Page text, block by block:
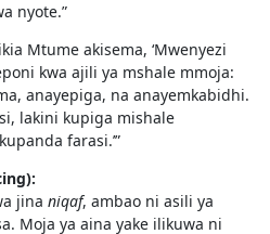
nyote.”
Mtume akisema, ‘Mwenyezi
kwa ajili ya mshale mmoja:
anayepiga, na anayemkabidhi.
lakini kupiga mishale
farasi.’”
jina niqaf, ambao ni asili ya
Moja ya aina yake ilikuwa ni